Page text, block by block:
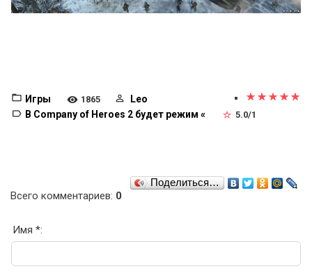
Игры 1865
Leo
В Company of Heroes 2 будет режим «
5.0/1
Поделиться…
Всего комментариев: 0
Имя *: